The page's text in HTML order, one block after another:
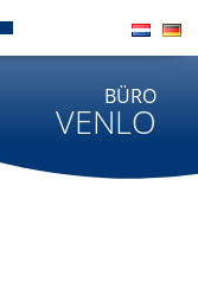
BÜRO
VENLO